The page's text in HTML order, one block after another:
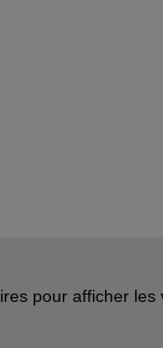
pour afficher les